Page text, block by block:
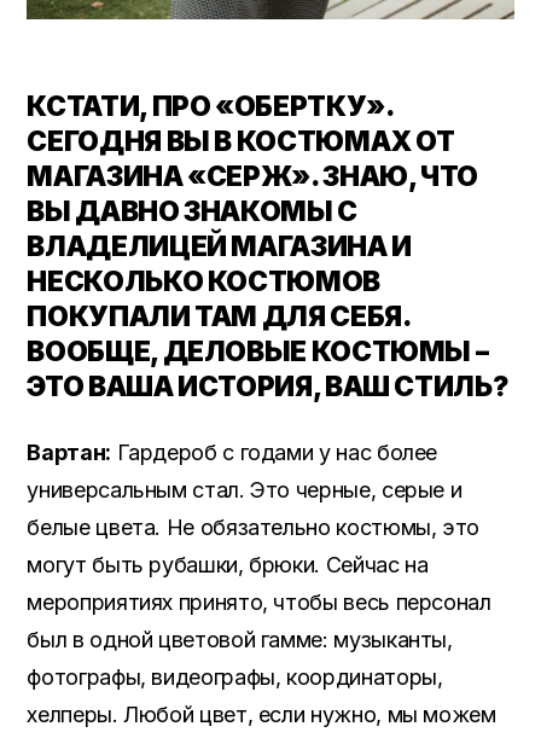
КСТАТИ, ПРО «ОБЕРТКУ».
СЕГОДНЯ ВЫ В КОСТЮМАХ ОТ
МАГАЗИНА «СЕРЖ». ЗНАЮ, ЧТО
ВЫ ДАВНО ЗНАКОМЫ С
ВЛАДЕЛИЦЕЙ МАГАЗИНА И
НЕСКОЛЬКО КОСТЮМОВ
ПОКУПАЛИ ТАМ ДЛЯ СЕБЯ.
ВООБЩЕ, ДЕЛОВЫЕ КОСТЮМЫ –
ЭТО ВАША ИСТОРИЯ, ВАШ СТИЛЬ?
Вартан: Гардероб с годами у нас более
универсальным стал. Это черные, серые и
белые цвета. Не обязательно костюмы, это
могут быть рубашки, брюки. Сейчас на
мероприятиях принято, чтобы весь персонал
был в одной цветовой гамме: музыканты,
фотографы, видеографы, координаторы,
хелперы. Любой цвет, если нужно, мы можем